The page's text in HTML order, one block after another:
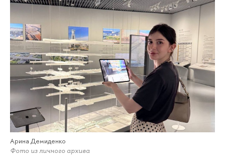
Арина Демиденко
Фото из личного архива